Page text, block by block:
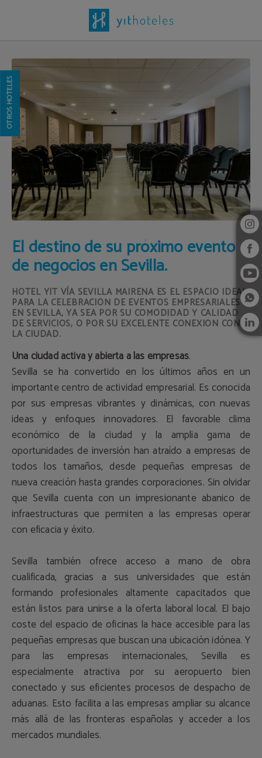
El destino de su próximo evento
de negocios en Sevilla.
HOTEL YIT VÍA SEVILLA MAIRENA ES EL ESPACIO IDEAL
PARA LA CELEBRACIÓN DE EVENTOS EMPRESARIALES
EN SEVILLA, YA SEA POR SU COMODIDAD Y CALIDAD
DE SERVICIOS, O POR SU EXCELENTE CONEXIÓN CON
LA CIUDAD.
Una ciudad activa y abierta a las empresas.
Sevilla se ha convertido en los últimos años en un
importante centro de actividad empresarial. Es conocida
por sus empresas vibrantes y dinámicas, con nuevas
ideas y enfoques innovadores. El favorable clima
económico de la ciudad y la amplia gama de
oportunidades de inversión han atraído a empresas de
todos los tamaños, desde pequeñas empresas de
nueva creación hasta grandes corporaciones. Sin olvidar
que Sevilla cuenta con un impresionante abanico de
infraestructuras que permiten a las empresas operar
con eficacia y éxito.
Sevilla también ofrece acceso a mano de obra
cualificada, gracias a sus universidades que están
formando profesionales altamente capacitados que
están listos para unirse a la oferta laboral local. El bajo
coste del espacio de oficinas la hace accesible para las
pequeñas empresas que buscan una ubicación idónea. Y
para las empresas internacionales, Sevilla es
especialmente atractiva por su aeropuerto bien
conectado y sus eficientes procesos de despacho de
aduanas. Esto facilita a las empresas ampliar su alcance
más allá de las fronteras españolas y acceder a los
mercados mundiales.
OTROS HOTELES